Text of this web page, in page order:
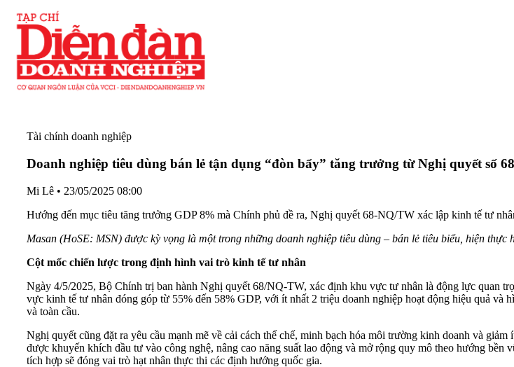
Tài chính doanh nghiệp
Doanh nghiệp tiêu dùng bán lẻ tận dụng “đòn bẩy” tăng trưởng từ Nghị quyết số
Mi Lê • 23/05/2025 08:00
Hướng đến mục tiêu tăng trưởng GDP 8% mà Chính phủ đề ra, Nghị quyết 68-NQ/TW xác lập kinh tế tư
Masan (HoSE: MSN) được kỳ vọng là một trong những doanh nghiệp tiêu dùng – bán lẻ tiêu biểu, hiện
Cột mốc chiến lược trong định hình vai trò kinh tế tư nhân
Ngày 4/5/2025, Bộ Chính trị ban hành Nghị quyết 68/NQ-TW, xác định khu vực tư nhân là động lực quan
vực kinh tế tư nhân đóng góp từ 55% đến 58% GDP, với ít nhất 2 triệu doanh nghiệp hoạt động hiệu quả
và toàn cầu.
Nghị quyết cũng đặt ra yêu cầu mạnh mẽ về cải cách thể chế, minh bạch hóa môi trường kinh doanh và
được khuyến khích đầu tư vào công nghệ, nâng cao năng suất lao động và mở rộng quy mô theo hướng
tích hợp sẽ đóng vai trò hạt nhân thực thi các định hướng quốc gia.